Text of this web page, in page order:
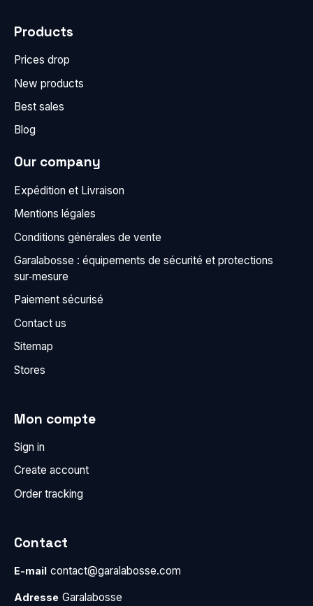
Products
Prices drop
New products
Best sales
Blog
Our company
Expédition et Livraison
Mentions légales
Conditions générales de vente
Garalabosse : équipements de sécurité et protections
sur‑mesure
Paiement sécurisé
Contact us
Sitemap
Stores
Mon compte
Sign in
Create account
Order tracking
Contact
E-mail contact@garalabosse.com
Adresse Garalabosse